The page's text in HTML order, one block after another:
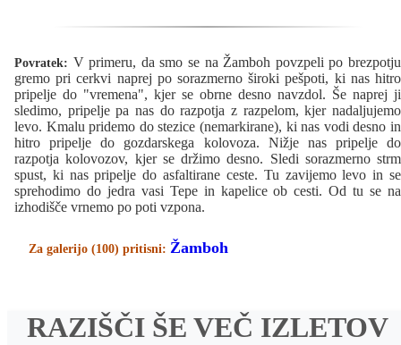
Povratek: V primeru, da smo se na Žamboh povzpeli po brezpotju
gremo pri cerkvi naprej po sorazmerno široki pešpoti, ki nas hitro
pripelje do "vremena", kjer se obrne desno navzdol. Še naprej ji
sledimo, pripelje pa nas do razpotja z razpelom, kjer nadaljujemo
levo. Kmalu pridemo do stezice (nemarkirane), ki nas vodi desno in
hitro pripelje do gozdarskega kolovoza. Nižje nas pripelje do
razpotja kolovozov, kjer se držimo desno. Sledi sorazmerno strm
spust, ki nas pripelje do asfaltirane ceste. Tu zavijemo levo in se
sprehodimo do jedra vasi Tepe in kapelice ob cesti. Od tu se na
izhodišče vrnemo po poti vzpona.
Za galerijo (100) pritisni: Žamboh
RAZIŠČI ŠE VEČ IZLETOV